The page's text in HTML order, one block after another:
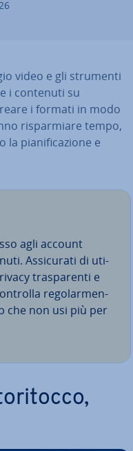
video e gli strumenti
i contenuti su
i formati in modo
ri­spar­mia­re tempo,
la pia­ni­fi­ca­zio­ne e
agli account
As­si­cu­ra­ti di uti­
tra­spa­ren­ti e
re­go­lar­men­
che non usi più per